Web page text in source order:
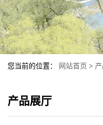
您当前的位置： 网站首页 >
产品展厅